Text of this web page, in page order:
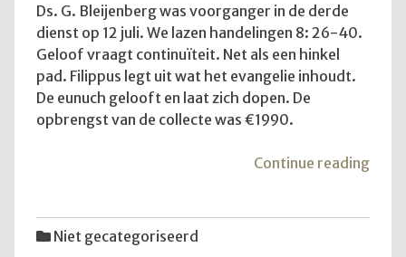
Ds. G. Bleijenberg was voorganger in de derde
dienst op 12 juli. We lazen handelingen 8: 26-40.
Geloof vraagt continuïteit. Net als een hinkel
pad. Filippus legt uit wat het evangelie inhoudt.
De eunuch gelooft en laat zich dopen. De
opbrengst van de collecte was €1990.
Continue reading"De
Niet gecategoriseerd